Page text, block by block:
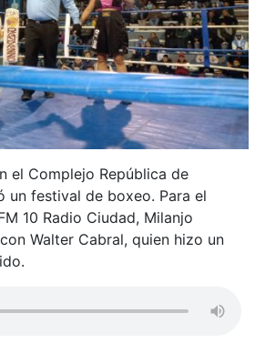
el Complejo República de
un festival de boxeo. Para el
10 Radio Ciudad, Milanjo
Walter Cabral, quien hizo un